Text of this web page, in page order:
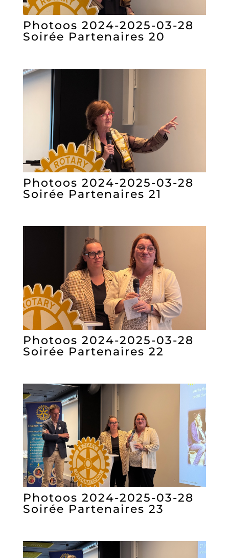
Photoos 2024-2025-03-28
Soirée Partenaires 20
Photoos 2024-2025-03-28
Soirée Partenaires 21
Photoos 2024-2025-03-28
Soirée Partenaires 22
Photoos 2024-2025-03-28
Soirée Partenaires 23